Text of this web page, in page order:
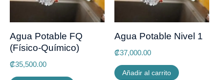
Agua Potable FQ
(Físico-Químico)
₡35,500.00
Agua Potable Nivel 1
₡37,000.00
Añadir al carrito